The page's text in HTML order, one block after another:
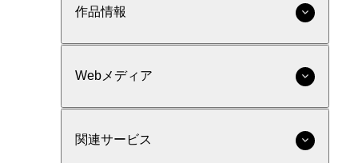
作品情報
Webメディア
関連サービス